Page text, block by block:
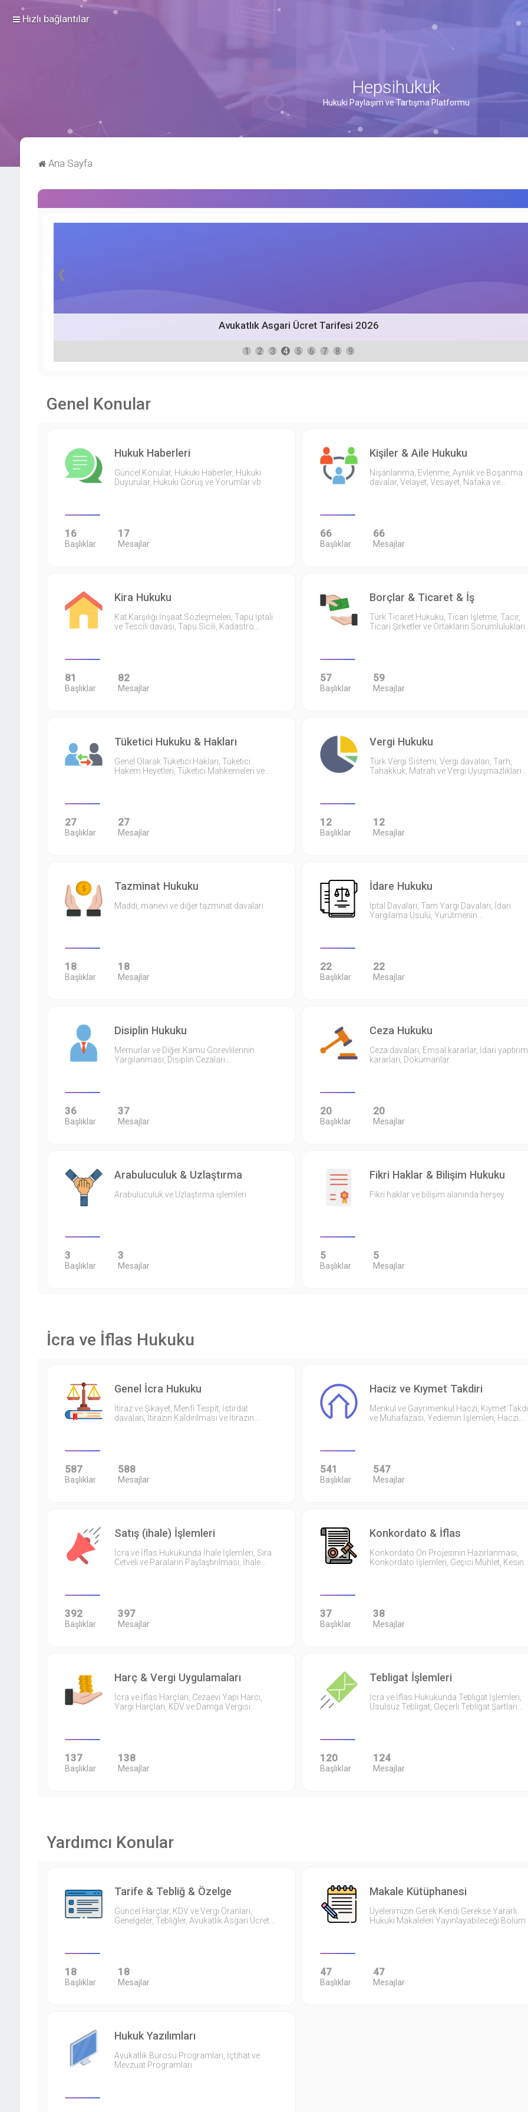
Hızlı bağlantılar
Hepsihukuk
Hukuki Paylaşım ve Tartışma Platformu
Ana Sayfa
Avukatlık Asgari Ücret Tarifesi 2026
❮
1 2 3 4 5 6 7 8 9
Genel Konular
Hukuk Haberleri
Güncel Konular, Hukuki Haberler, Hukuki
Duyurular, Hukuki Görüş ve Yorumlar vb
16
Başlıklar
17
Mesajlar
Kişiler & Aile Hukuku
Nişanlanma, Evlenme, Ayrılık ve Boşanma
davalar, Velayet, Vesayet, Nafaka ve…
66
Başlıklar
66
Mesajlar
Kira Hukuku
Kat Karşılığı İnşaat Sözleşmeleri, Tapu İptali
ve Tescili davası, Tapu Sicili, Kadastro…
81
Başlıklar
82
Mesajlar
Borçlar & Ticaret & İş
Türk Ticaret Hukuku, Ticari İşletme, Tacir,
Ticari Şirketler ve Ortakların
57
Başlıklar
59
Mesajlar
Tüketici Hukuku & Hakları
Genel Olarak Tüketici Hakları, Tüketici
Hakem Heyetleri, Tüketici Mahkemeleri ve…
27
Başlıklar
27
Mesajlar
Vergi Hukuku
Türk Vergi Sistemi, Vergi davaları, Tarh,
Tahakkuk, Matrah ve Vergi Uyuşmazlıkları…
12
Başlıklar
12
Mesajlar
Tazminat Hukuku
Maddi, manevi ve diğer tazminat davaları
18
Başlıklar
18
Mesajlar
İdare Hukuku
İptal Davaları, Tam Yargı Davaları, İdari
Yargılama Usulü, Yürütmenin…
22
Başlıklar
22
Mesajlar
Disiplin Hukuku
Memurlar ve Diğer Kamu Görevlilerinin
Yargılanması, Disiplin Cezaları…
36
Başlıklar
37
Mesajlar
Ceza Hukuku
Ceza davaları, Emsal kararlar, İdari yaptırım
kararları, Dokümanlar.
20
Başlıklar
20
Mesajlar
Arabuluculuk & Uzlaştırma
Arabuluculuk ve Uzlaştırma işlemleri
3
Başlıklar
3
Mesajlar
Fikri Haklar & Bilişim Hukuku
Fikri haklar ve bilişim alanında herşey
5
Başlıklar
5
Mesajlar
İcra ve İflas Hukuku
Genel İcra Hukuku
İtiraz ve Şikayet, Menfi Tespit, İstirdat
davaları, İtirazın Kaldırılması ve İtirazın…
587
Başlıklar
588
Mesajlar
Haciz ve Kıymet Takdiri
Menkul ve Gayrimenkul Haczi, Kıymet
ve Muhafazası, Yediemin İşlemleri, Haczi…
541
Başlıklar
547
Mesajlar
Satış (ihale) İşlemleri
İcra ve İflas Hukukunda İhale İşlemleri, Sıra
Cetveli ve Paraların Paylaştırılması, İhale…
392
Başlıklar
397
Mesajlar
Konkordato & İflas
Konkordato Ön Projesinin Hazırlanması,
Konkordato İşlemleri, Geçici Mühlet,
37
Başlıklar
38
Mesajlar
Harç & Vergi Uygulamaları
İcra ve İflas Harçları, Cezaevi Yapı Harcı,
Yargı Harçları, KDV ve Damga Vergisi…
137
Başlıklar
138
Mesajlar
Tebligat İşlemleri
İcra ve İflas Hukukunda Tebligat İşlemleri,
Usulsüz Tebligat, Geçerli Tebligat Şartları…
120
Başlıklar
124
Mesajlar
Yardımcı Konular
Tarife & Tebliğ & Özelge
Güncel Harçlar, KDV ve Vergi Oranları,
Genelgeler, Tebliğler, Avukatlık Asgari Ücret…
18
Başlıklar
18
Mesajlar
Makale Kütüphanesi
Üyelerimizin Gerek Kendi Gerekse Yararlı
Hukuki Makaleleri Yayınlayabileceği Bölüm
47
Başlıklar
47
Mesajlar
Hukuk Yazılımları
Avukatlık Bürosu Programları, İçtihat ve
Mevzuat Programları